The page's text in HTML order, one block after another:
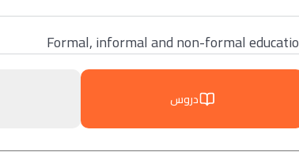
Formal, informal and non-formal
دروس